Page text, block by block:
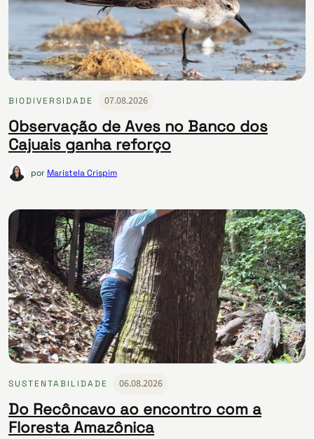
BIODIVERSIDADE 07.08.2026
Observação de Aves no Banco dos
Cajuais ganha reforço
por Maristela Crispim
SUSTENTABILIDADE 06.08.2026
Do Recôncavo ao encontro com a
Floresta Amazônica